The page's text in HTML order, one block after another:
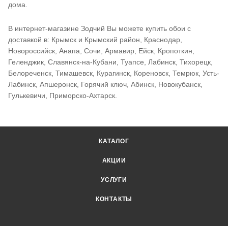
дома.
В интернет-магазине Зодчий Вы можете купить обои с
доставкой в: Крымск и Крымский район, Краснодар,
Новороссийск, Анапа, Сочи, Армавир, Ейск, Кропоткин,
Геленджик, Славянск-на-Кубани, Туапсе, Лабинск, Тихорецк,
Белореченск, Тимашевск, Курагинск, Кореновск, Темрюк, Усть-
Лабинск, Апшеронск, Горячий ключ, Абинск, Новокубанск,
Гулькевичи, Приморско-Ахтарск.
КАТАЛОГ
АКЦИИ
УСЛУГИ
КОНТАКТЫ